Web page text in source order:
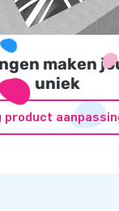
maken
uniek
product